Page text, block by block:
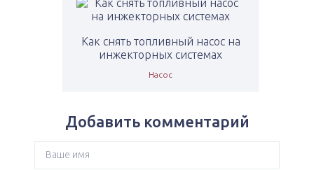
Как снять топливный насос на
инжекторных системах
Насос
Добавить комментарий